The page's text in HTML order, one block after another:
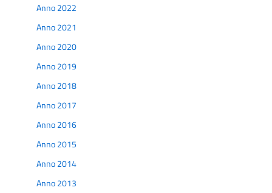
Anno 2022
Anno 2021
Anno 2020
Anno 2019
Anno 2018
Anno 2017
Anno 2016
Anno 2015
Anno 2014
Anno 2013